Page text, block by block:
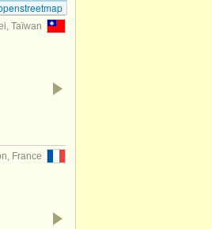
Taïwan
France